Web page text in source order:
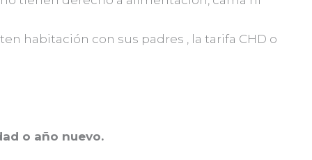
habitación con sus padres , la tarifa CHD o
o año nuevo.